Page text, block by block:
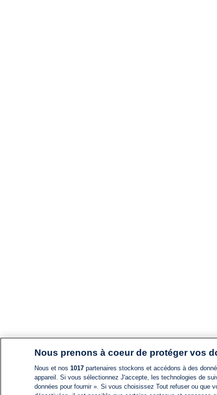
Nous prenons à coeur de protéger vos
Nous et nos 1017partenaires stockons et accédons à des
appareil. Si vous sélectionnez J'accepte, les technologies de
données pour fournir ». Si vous choisissez Tout refuser ou